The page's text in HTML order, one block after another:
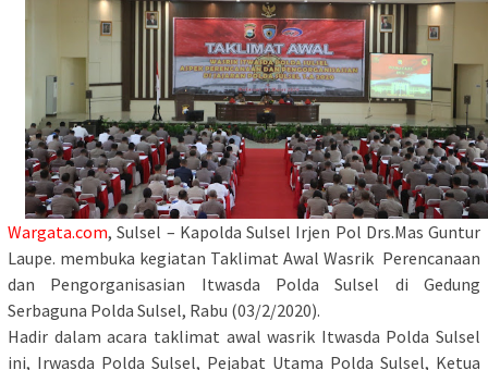
Wargata.com, Sulsel – Kapolda Sulsel Irjen Pol Drs.Mas Guntur
Laupe. membuka kegiatan Taklimat Awal Wasrik Perencanaan
dan Pengorganisasian Itwasda Polda Sulsel di Gedung
Serbaguna Polda Sulsel, Rabu (03/2/2020).
Hadir dalam acara taklimat awal wasrik Itwasda Polda Sulsel
ini, Irwasda Polda Sulsel, Pejabat Utama Polda Sulsel, Ketua